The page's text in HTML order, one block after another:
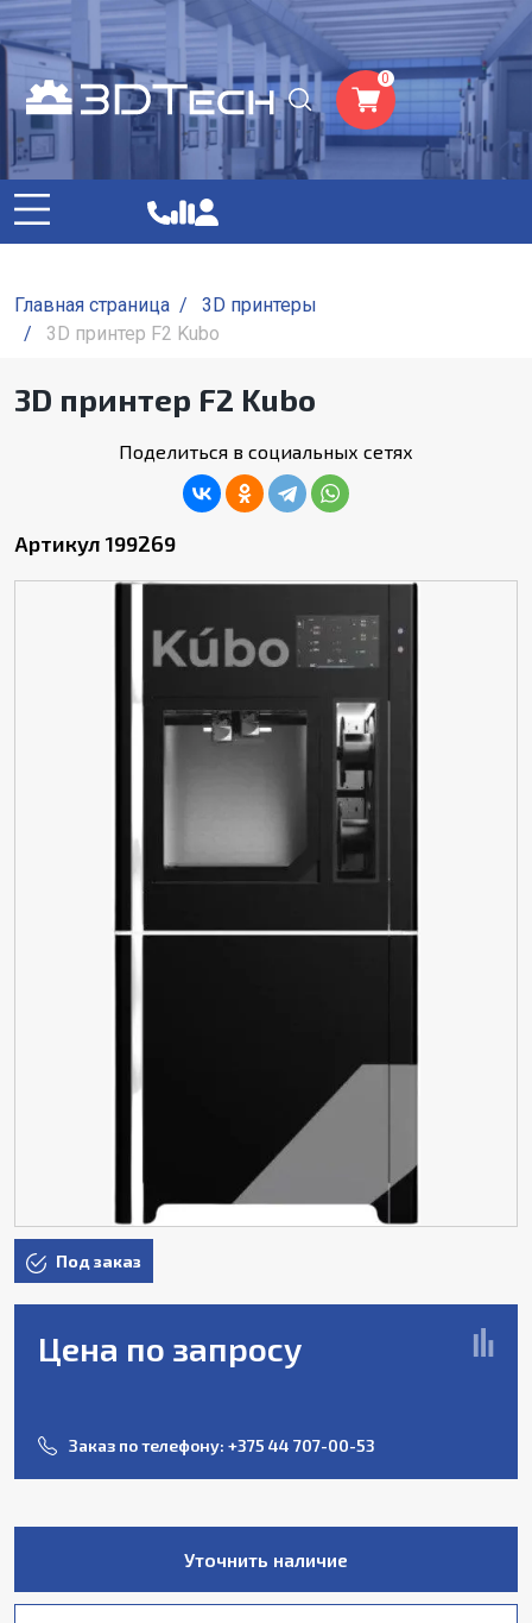
0
Главная страница /
3D принтеры
/
3D принтер F2 Kubo
3D принтер F2 Kubo
Поделиться в социальных сетях
Артикул 199269
Под заказ
Цена по запросу
Заказ по телефону: +375 44 707-00-53
Уточнить наличие